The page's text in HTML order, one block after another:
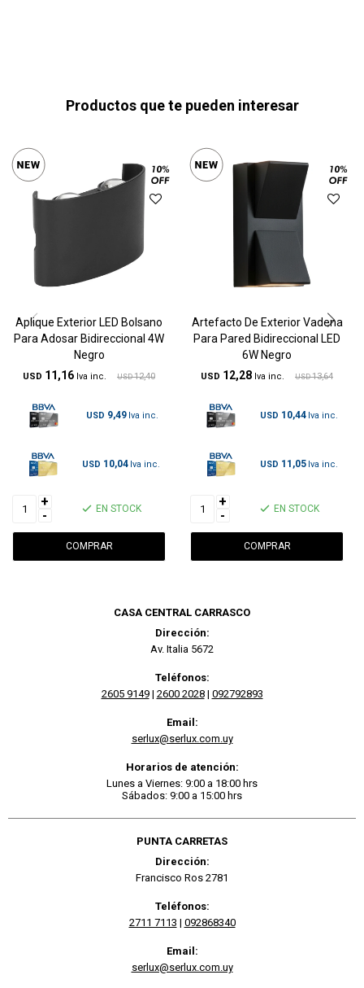
Productos que te pueden interesar
Aplique Exterior LED Bolsano
Para Adosar Bidireccional 4W
Negro
USD 11,16 USD 12,40
USD 9,49
USD 10,04
+
-
EN STOCK
Artefacto De Exterior Vadena
Para Pared Bidireccional LED
6W Negro
USD 12,28 USD 13,64
USD 10,44
USD 11,05
+
-
EN STOCK
CASA CENTRAL CARRASCO
Dirección:
Av. Italia 5672
Teléfonos:
2605 9149| 2600 2028| 092792893
Email:
serlux@serlux.com.uy
Horarios de atención:
Lunes a Viernes: 9:00 a 18:00 hrs
Sábados: 9:00 a 15:00 hrs
PUNTA CARRETAS
Dirección:
Francisco Ros 2781
Teléfonos:
2711 7113 | 092868340
Email:
serlux@serlux.com.uy